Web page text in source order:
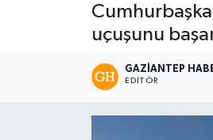
uçuşunu
GAZIANTEP
EDITÖR
Son Dakika Haberleri